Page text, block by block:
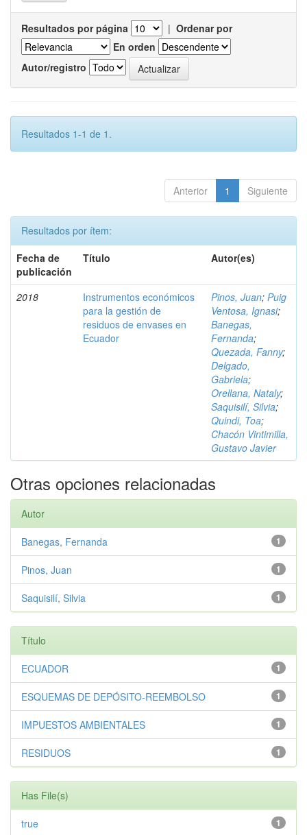
Resultados por página | Ordenar por
En orden
Autor/registro
Resultados 1-1 de 1.
Anterior 1 Siguiente
Resultados por ítem:
Fecha de
publicación
Título Autor(es)
2018
Instrumentos económicos
para la gestión de
residuos de envases en
Ecuador
Pinos, Juan; Puig
Ventosa, Ignasi;
Banegas,
Fernanda;
Quezada, Fanny;
Delgado,
Gabriela;
Orellana, Nataly;
Saquisilí, Silvia;
Quindi, Toa;
Chacón Vintimilla,
Gustavo Javier
Otras opciones relacionadas
Autor
1
Banegas, Fernanda
1
Pinos, Juan
1
Saquisilí, Silvia
Título
1
ECUADOR
1
ESQUEMAS DE DEPÓSITO-REEMBOLSO
1
IMPUESTOS AMBIENTALES
1
RESIDUOS
Has File(s)
1
true